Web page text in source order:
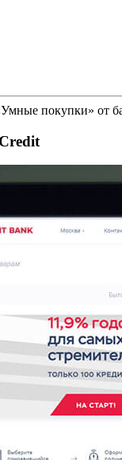
покупки» от